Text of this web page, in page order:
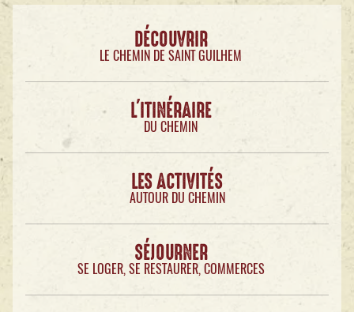
DÉCOUVRIR
LE CHEMIN DE SAINT GUILHEM
L'ITINÉRAIRE
DU CHEMIN
LES ACTIVITÉS
AUTOUR DU CHEMIN
SÉJOURNER
SE LOGER, SE RESTAURER, COMMERCES